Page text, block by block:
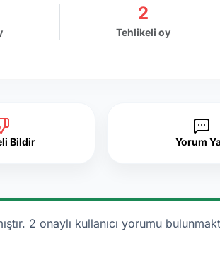
2
Tehlikeli oy
Bildir Yorum
2 onaylı kullanıcı yorumu